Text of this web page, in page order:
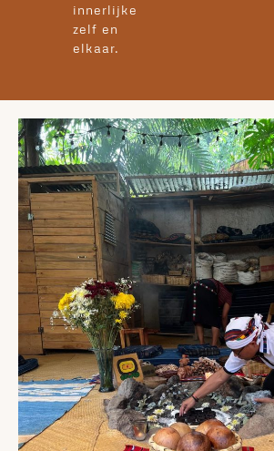
innerlijke
zelf en
elkaar.